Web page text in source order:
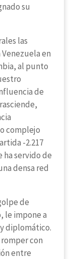
su
las
en
al punto
de
complejo
-2.217
servido de
densa red
de
le impone a
diplomático.
con
entre